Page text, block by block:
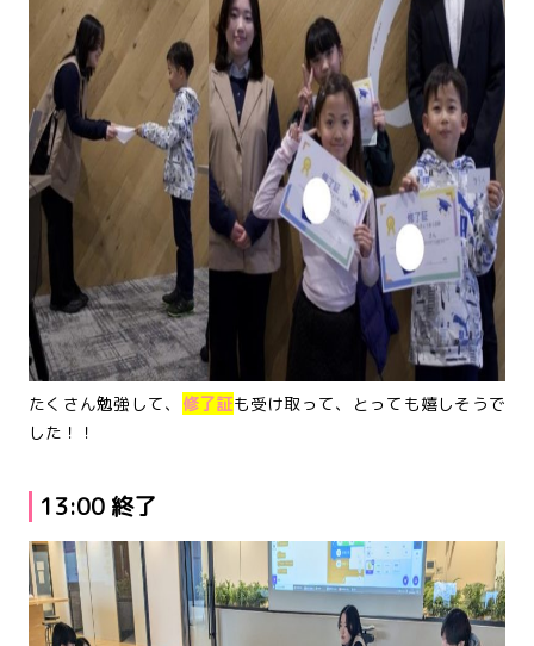
たくさん勉強して、 修了証も受け取って、とっても嬉しそうで
した！！
13:00 終了